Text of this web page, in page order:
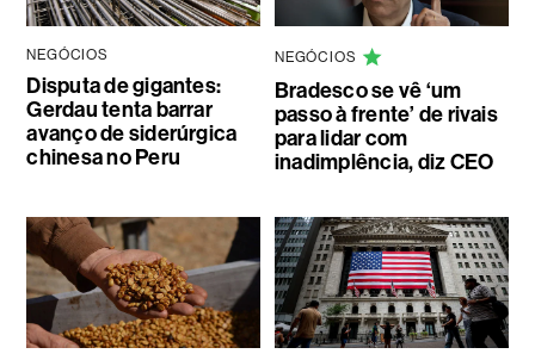
NEGÓCIOS
Disputa de gigantes:
Gerdau tenta barrar
avanço de siderúrgica
chinesa no Peru
NEGÓCIOS
Bradesco se vê ‘um
passo à frente’ de rivais
para lidar com
inadimplência, diz CEO